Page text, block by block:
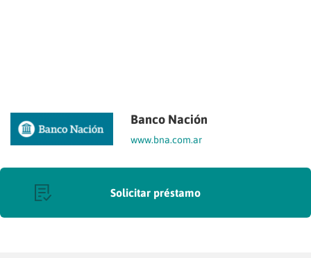
Banco Nación
www.bna.com.ar
Solicitar préstamo